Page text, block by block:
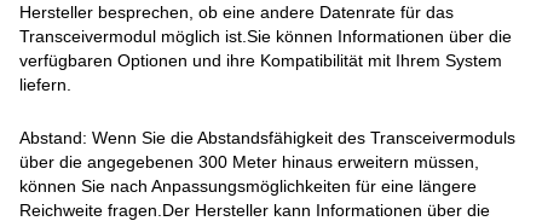
Hersteller besprechen, ob eine andere Datenrate für das
Transceivermodul möglich ist.Sie können Informationen über die
verfügbaren Optionen und ihre Kompatibilität mit Ihrem System
liefern.
Abstand: Wenn Sie die Abstandsfähigkeit des Transceivermoduls
über die angegebenen 300 Meter hinaus erweitern müssen,
können Sie nach Anpassungsmöglichkeiten für eine längere
Reichweite fragen.Der Hersteller kann Informationen über die